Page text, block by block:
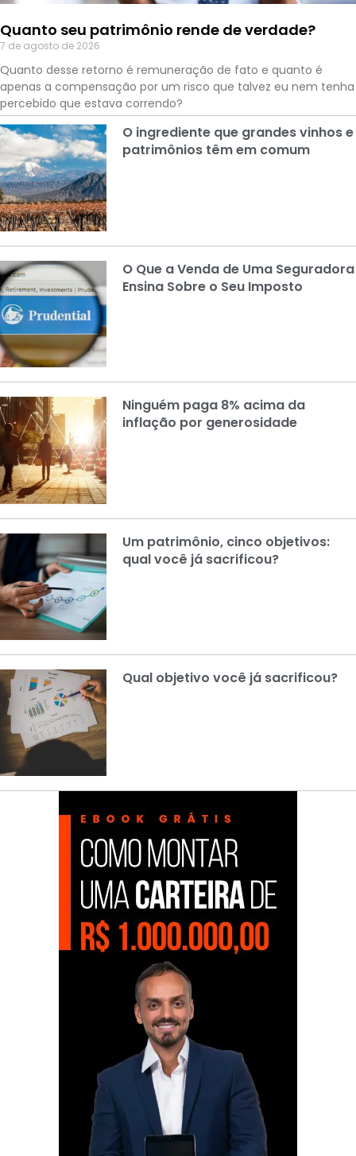
Quanto seu patrimônio rende de verdade?
7 de agosto de 2026
Quanto desse retorno é remuneração de fato e quanto é
apenas a compensação por um risco que talvez eu nem tenha
percebido que estava correndo?
O ingrediente que grandes vinhos e
patrimônios têm em comum
O Que a Venda de Uma Seguradora
Ensina Sobre o Seu Imposto
Ninguém paga 8% acima da
inflação por generosidade
Um patrimônio, cinco objetivos:
qual você já sacrificou?
Qual objetivo você já sacrificou?